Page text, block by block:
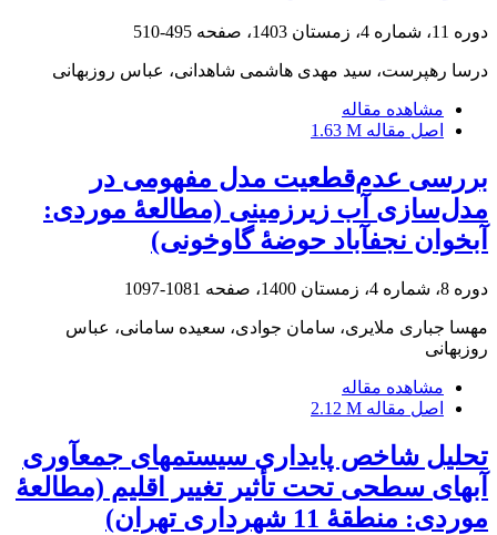
دوره 11، شماره 4، زمستان 1403، صفحه 495-510
درسا رهپرست، سید مهدی هاشمی شاهدانی، عباس روزبهانی
مشاهده مقاله
اصل مقاله 1.63 M
بررسی عدم‌قطعیت مدل مفهومی در
مدل‌سازی آب زیرزمینی (مطالعۀ موردی:
آبخوان نجف‏آباد حوضۀ گاوخونی)
دوره 8، شماره 4، زمستان 1400، صفحه 1081-1097
مهسا جباری ملایری، سامان جوادی، سعیده سامانی، عباس
روزبهانی
مشاهده مقاله
اصل مقاله 2.12 M
تحلیل شاخص پایداری سیستم‏های جمع‏آوری
آب‏های سطحی تحت تأثیر تغییر اقلیم (مطالعۀ
موردی: منطقۀ 11 شهرداری تهران)